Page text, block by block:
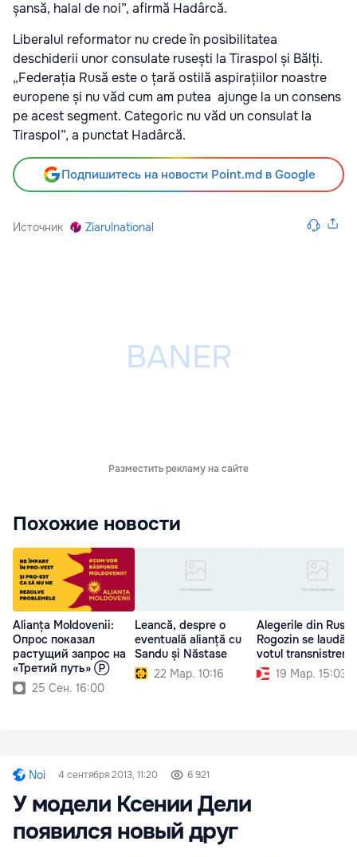
șansă, halal de noi”, afirmă Hadârcă.
Liberalul reformator nu crede în posibilitatea
deschiderii unor consulate rusești la Tiraspol și Bălți.
„Federația Rusă este o țară ostilă aspirațiilor noastre
europene și nu văd cum am putea ajunge la un consens
pe acest segment. Categoric nu văd un consulat la
Tiraspol”, a punctat Hadârcă.
Подпишитесь на новости Point.md в Google
Источник Ziarulnational
Разместить рекламу на сайте
Похожие новости
Alianța Moldovenii:
Опрос показал
растущий запрос на
«Третий путь» Ⓟ
25 Сен. 16:00
Leancă, despre o
eventuală alianță cu
Sandu și Năstase
22 Мар. 10:16
Alegerile din Rusia:
Rogozin se laudă
votul
19 Мар. 15:03
Noi 4 сентября 2013, 11:20 6 921
У модели Ксении Дели
появился новый друг